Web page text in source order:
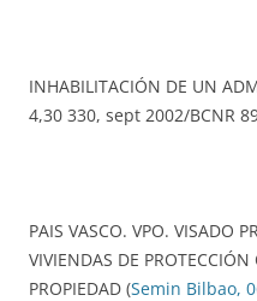
INHABILITACIÓN DE UN
4,30 330, sept 2002/BCNR
PAIS VASCO. VPO. VISADO
VIVIENDAS DE
PROPIEDAD (Semin Bilbao,